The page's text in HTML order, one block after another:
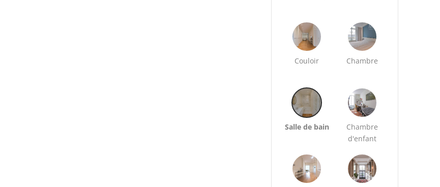
Couloir Chambre
Salle de bain
Chambre
d'enfant